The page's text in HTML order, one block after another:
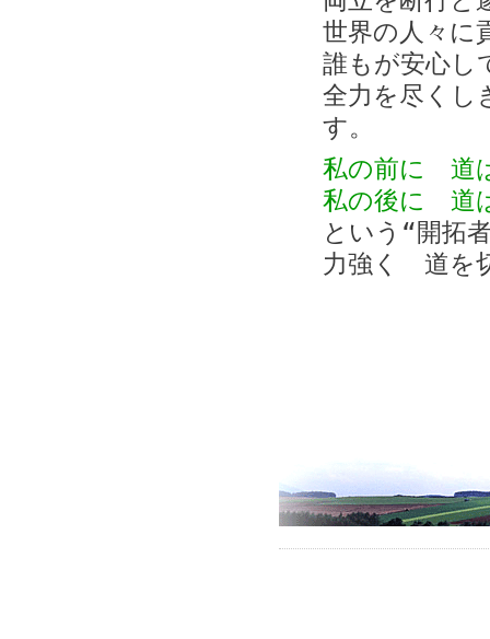
世界の人々に
誰もが安心し
全力を尽く
す。
私の前に 道
私の後に 道
という“開拓
力強く 道を